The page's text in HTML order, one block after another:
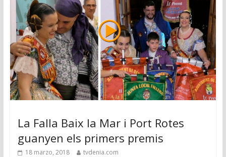
La Falla Baix la Mar i Port Rotes
guanyen els primers premis
18 marzo, 2018 tvdenia.com